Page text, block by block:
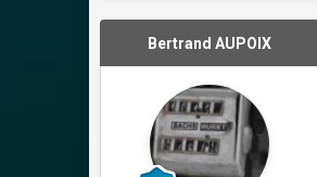
Bertrand AUPOIX